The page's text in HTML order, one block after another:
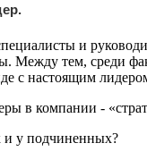
и
Между тем, среди
с настоящим
в компании -
и у подчиненных?